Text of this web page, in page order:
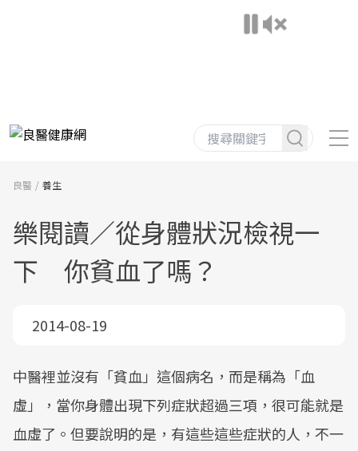
良醫 養生
樂閱讀／從身體狀況檢視一
下 你貧血了嗎？
2014-08-19
中醫裡並沒有「貧血」這個病名，而是稱為「血
虛」，當你身體出現下列症狀超過三項，很可能就是
血虛了。但要說明的是，有這些這些症狀的人，不一